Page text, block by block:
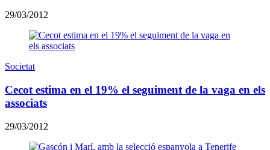
29/03/2012
Societat
Cecot estima en el 19% el seguiment de la vaga en els
associats
29/03/2012